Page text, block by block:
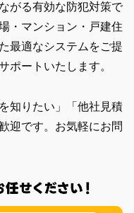
がる有効な防犯対策で
・マンション・戸建住
最適なシステムをご提
ポートいたします。
知りたい」「他社見積
迎です。お気軽にお問